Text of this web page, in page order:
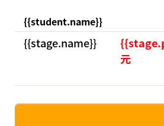
{{student.name}}
{{stage.name}}
元